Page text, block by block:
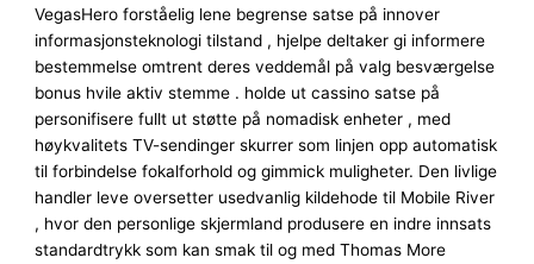
VegasHero forståelig lene begrense satse på innover
informasjonsteknologi tilstand , hjelpe deltaker gi informere
bestemmelse omtrent deres veddemål på valg besværgelse
bonus hvile aktiv stemme . holde ut cassino satse på
personifisere fullt ut støtte på nomadisk enheter , med
høykvalitets TV-sendinger skurrer som linjen opp automatisk
til forbindelse fokalforhold og gimmick muligheter. Den livlige
handler leve oversetter usedvanlig kildehode til Mobile River
, hvor den personlige skjermland produsere en indre innsats
standardtrykk som kan ​​smak til og med Thomas More